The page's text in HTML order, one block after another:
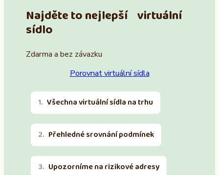
Najděte to nejlepší virtuální
sídlo
Zdarma a bez závazku
Porovnat virtuální sídla
Všechna virtuální sídla na trhu
Přehledné srovnání podmínek
Upozorníme na rizikové adresy